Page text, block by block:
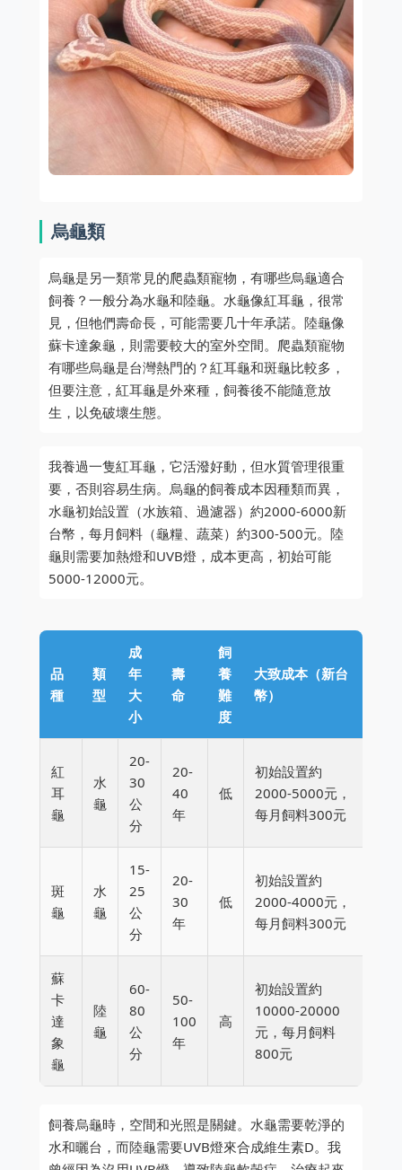
烏龜類
烏龜是另一類常見的爬蟲類寵物，有哪些烏龜適合
飼養？一般分為水龜和陸龜。水龜像紅耳龜，很常
見，但牠們壽命長，可能需要几十年承諾。陸龜像
蘇卡達象龜，則需要較大的室外空間。爬蟲類寵物
有哪些烏龜是台灣熱門的？紅耳龜和斑龜比較多，
但要注意，紅耳龜是外來種，飼養後不能隨意放
生，以免破壞生態。
我養過一隻紅耳龜，它活潑好動，但水質管理很重
要，否則容易生病。烏龜的飼養成本因種類而異，
水龜初始設置（水族箱、過濾器）約2000-6000新
台幣，每月飼料（龜糧、蔬菜）約300-500元。陸
龜則需要加熱燈和UVB燈，成本更高，初始可能
5000-12000元。
品
種
類
型
成
年
大
小
壽
命
飼
養
難
度
大致成本（新台
幣）
紅
耳
龜
水
龜
20-
30
公
分
20-
40
年
低
初始設置約
2000-5000元，
每月飼料300元
斑
龜
水
龜
15-
25
公
分
20-
30
年
低
初始設置約
2000-4000元，
每月飼料300元
蘇
卡
達
象
龜
陸
龜
60-
80
公
分
50-
100
年
高
初始設置約
10000-20000
元，每月飼料
800元
飼養烏龜時，空間和光照是關鍵。水龜需要乾淨的
水和曬台，而陸龜需要UVB燈來合成維生素D。我